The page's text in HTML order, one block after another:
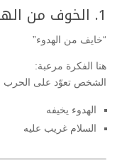
1. الخوف من الهدوء (أقسى فكرة)
“خايف من الهدوء”
هنا الفكرة مرعبة:
الشخص تعوّد على الحرب
الهدوء يخيفه
السلام غريب عليه